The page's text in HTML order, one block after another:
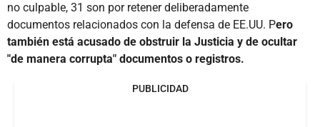
no culpable, 31 son por retener deliberadamente
documentos relacionados con la defensa de EE.UU. Pero
también está acusado de obstruir la Justicia y de ocultar
"de manera corrupta" documentos o registros.
PUBLICIDAD